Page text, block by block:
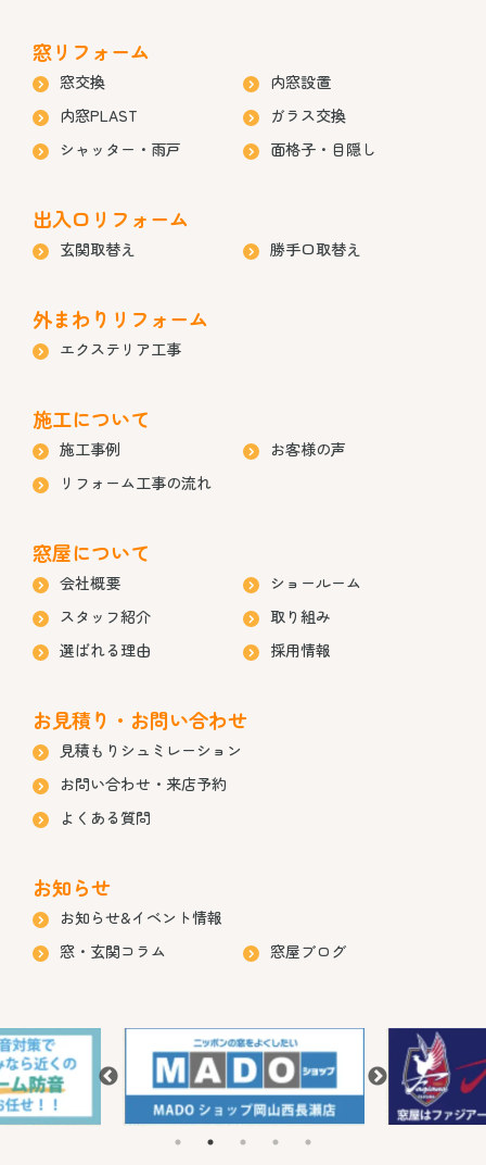
窓リフォーム
窓交換
内窓設置
内窓PLAST
ガラス交換
シャッター・雨戸
面格子・目隠し
出入口リフォーム
玄関取替え 勝手口取替え
外まわりリフォーム
エクステリア工事
施工について
施工事例
お客様の声
リフォーム工事の流れ
窓屋について
会社概要
ショールーム
スタッフ紹介
取り組み
選ばれる理由
採用情報
お見積り・お問い合わせ
見積もりシュミレーション
お問い合わせ・来店予約
よくある質問
お知らせ
お知らせ&イベント情報
窓・玄関コラム
窓屋ブログ